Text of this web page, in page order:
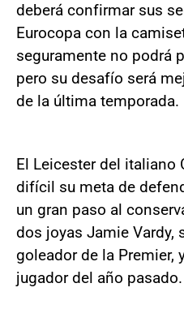
deberá confirmar sus
Eurocopa con la
seguramente no podrá
pero su desafío será
de la última temporada.
El Leicester del italiano
difícil su meta de
un gran paso al
dos joyas Jamie Vardy,
goleador de la Premier,
jugador del año pasado.